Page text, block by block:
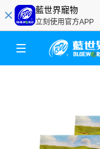
藍世界寵物
立刻使用官方APP